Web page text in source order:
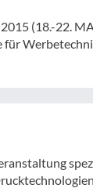
2015 (18.-22.